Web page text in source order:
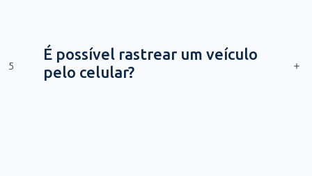
5
É possível rastrear um veículo
pelo celular?